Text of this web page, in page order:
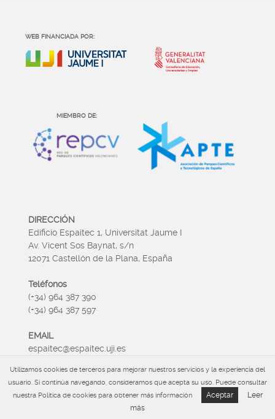
WEB FINANCIADA POR:
MIEMBRO DE:
DIRECCIÓN
Edificio Espaitec 1, Universitat Jaume I
Av. Vicent Sos Baynat, s/n
12071 Castellón de la Plana, España
Teléfonos
(+34) 964 387 390
(+34) 964 387 597
EMAIL
espaitec@espaitec.uji.es
HORARIO
Lunes a Viernes 09:00 – 15.00
Utilizamos cookies de terceros para mejorar nuestros servicios y la experiencia del
usuario. Si continúa navegando, consideramos que acepta su uso. Puede consultar
nuestra Política de cookies para obtener más información
Aceptar
Leer
más